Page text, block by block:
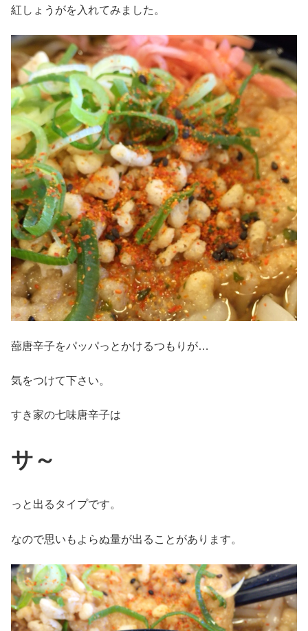
紅しょうがを入れてみました。
蔀唐辛子をパッパっとかけるつもりが…
気をつけて下さい。
すき家の七味唐辛子は
サ～
っと出るタイプです。
なので思いもよらぬ量が出ることがあります。